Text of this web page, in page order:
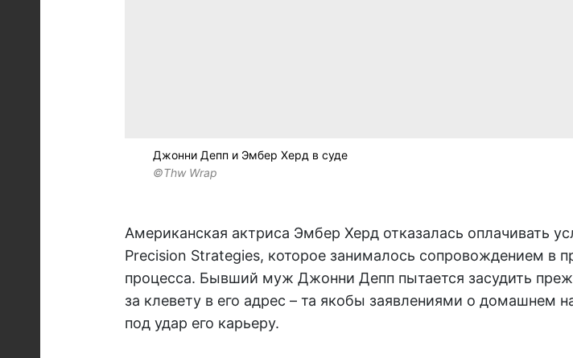
Джонни Депп и Эмбер Херд в суде
©Thw Wrap
Американская актриса Эмбер Херд отказалась оплачивать
Precision Strategies, которое занималось сопровождением в
процесса. Бывший муж Джонни Депп пытается засудить
за клевету в его адрес – та якобы заявлениями о домашнем
под удар его карьеру.